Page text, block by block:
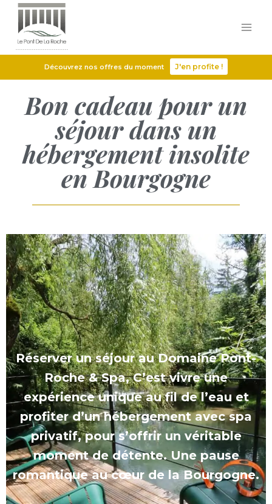
Découvrez nos offres du moment J'en profite !
Bon cadeau pour un
séjour dans un
hébergement insolite
en Bourgogne
Réserver un séjour au Domaine Pont-
Roche & Spa, C’est vivre une
expérience unique au fil de l’eau et
profiter d’un hébergement avec spa
privatif, pour s’offrir un véritable
moment de détente. Une pause
romantique au cœur de la Bourgogne.